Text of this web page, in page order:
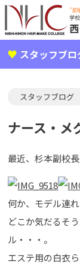
"即
学
スタッフブ
スタッフブログ
ナース・メ
最近、杉本副校
何か、モデル連
どこか気だるそ
ル・・・。
エステ用の白衣